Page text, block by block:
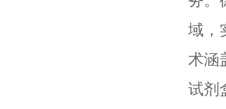
域，
术涵
试剂